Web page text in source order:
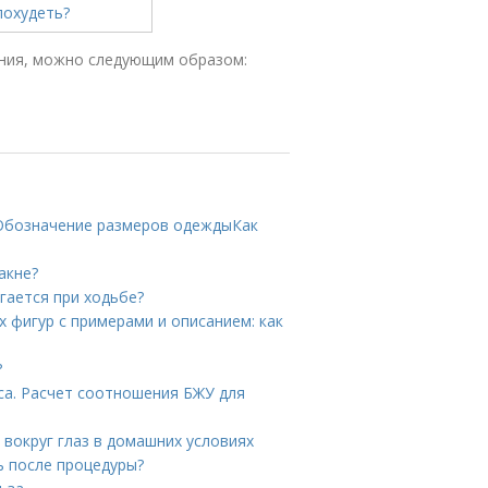
можно следующим образом:
размеров одеждыКак
при ходьбе?
с примерами и описанием: как
Расчет соотношения БЖУ для
глаз в домашних условиях
после процедуры?